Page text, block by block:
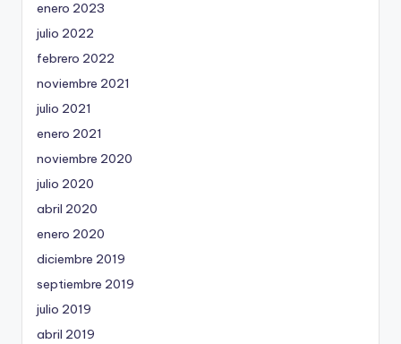
enero 2023
julio 2022
febrero 2022
noviembre 2021
julio 2021
enero 2021
noviembre 2020
julio 2020
abril 2020
enero 2020
diciembre 2019
septiembre 2019
julio 2019
abril 2019